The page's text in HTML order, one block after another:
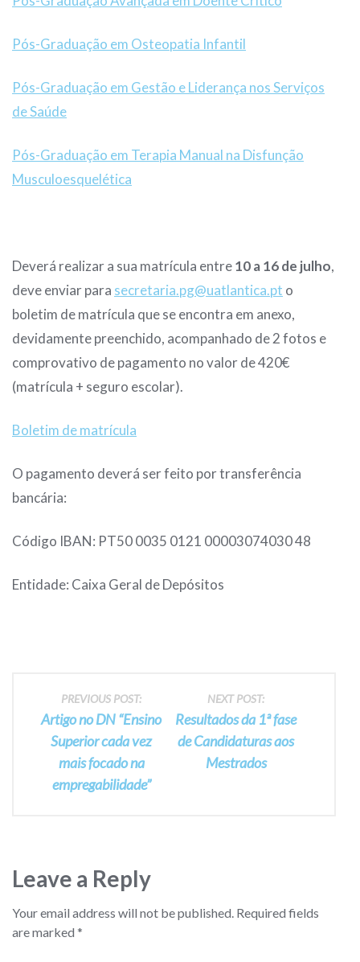
Pós-Graduação em Osteopatia Infantil
Pós-Graduação em Gestão e Liderança nos Serviços
de Saúde
Pós-Graduação em Terapia Manual na Disfunção
Musculoesquelética
Deverá realizar a sua matrícula entre10 a 16 de julho,
deve enviar para secretaria.pg@uatlantica.pt o
boletim de matrícula que se encontra em anexo,
devidamente preenchido, acompanhado de 2 fotos e
comprovativo de pagamento no valor de 420€
(matrícula + seguro escolar).
Boletim de matrícula
O pagamento deverá ser feito por transferência
bancária:
Código IBAN: PT50 0035 0121 00003074030 48
Entidade: Caixa Geral de Depósitos
Post
navigation
PREVIOUS POST:
Artigo no DN “Ensino
Superior cada vez
mais focado na
empregabilidade”
NEXT POST:
Resultados da 1ª fase
de Candidaturas aos
Mestrados
Leave a Reply
Your email address will not be published. Required fields
are marked *